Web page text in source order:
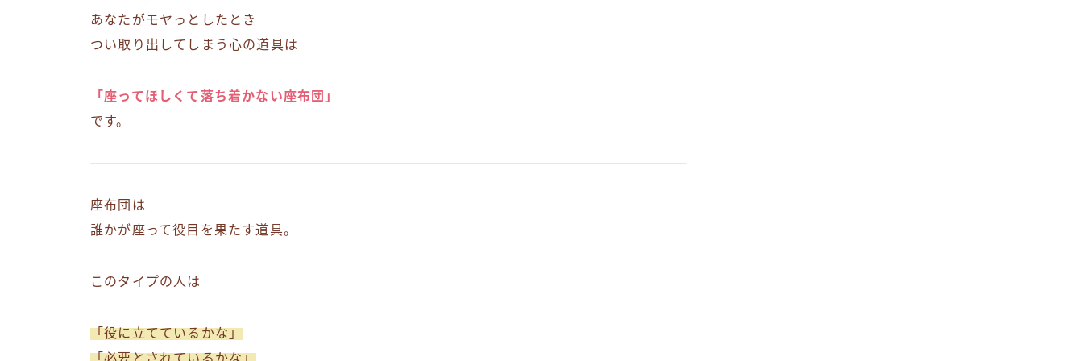
あなたがモヤっとしたとき
つい取り出してしまう心の道具は
「座ってほしくて落ち着かない座布団」
です。
座布団は
誰かが座って役目を果たす道具。
このタイプの人は
「役に立てているかな」